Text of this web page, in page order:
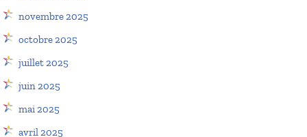
novembre 2025
octobre 2025
juillet 2025
juin 2025
mai 2025
avril 2025